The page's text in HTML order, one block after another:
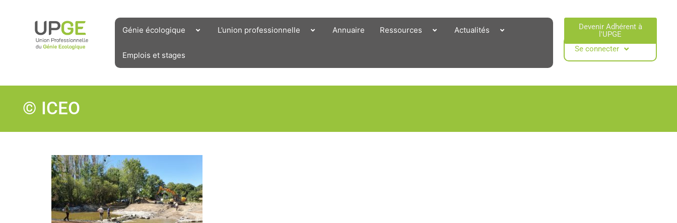
Génie écologique L’union professionnelle Annuaire Ressources Actualités
Emplois et stages
Devenir Adhérent à
l'UPGE​
Se connecter
© ICEO